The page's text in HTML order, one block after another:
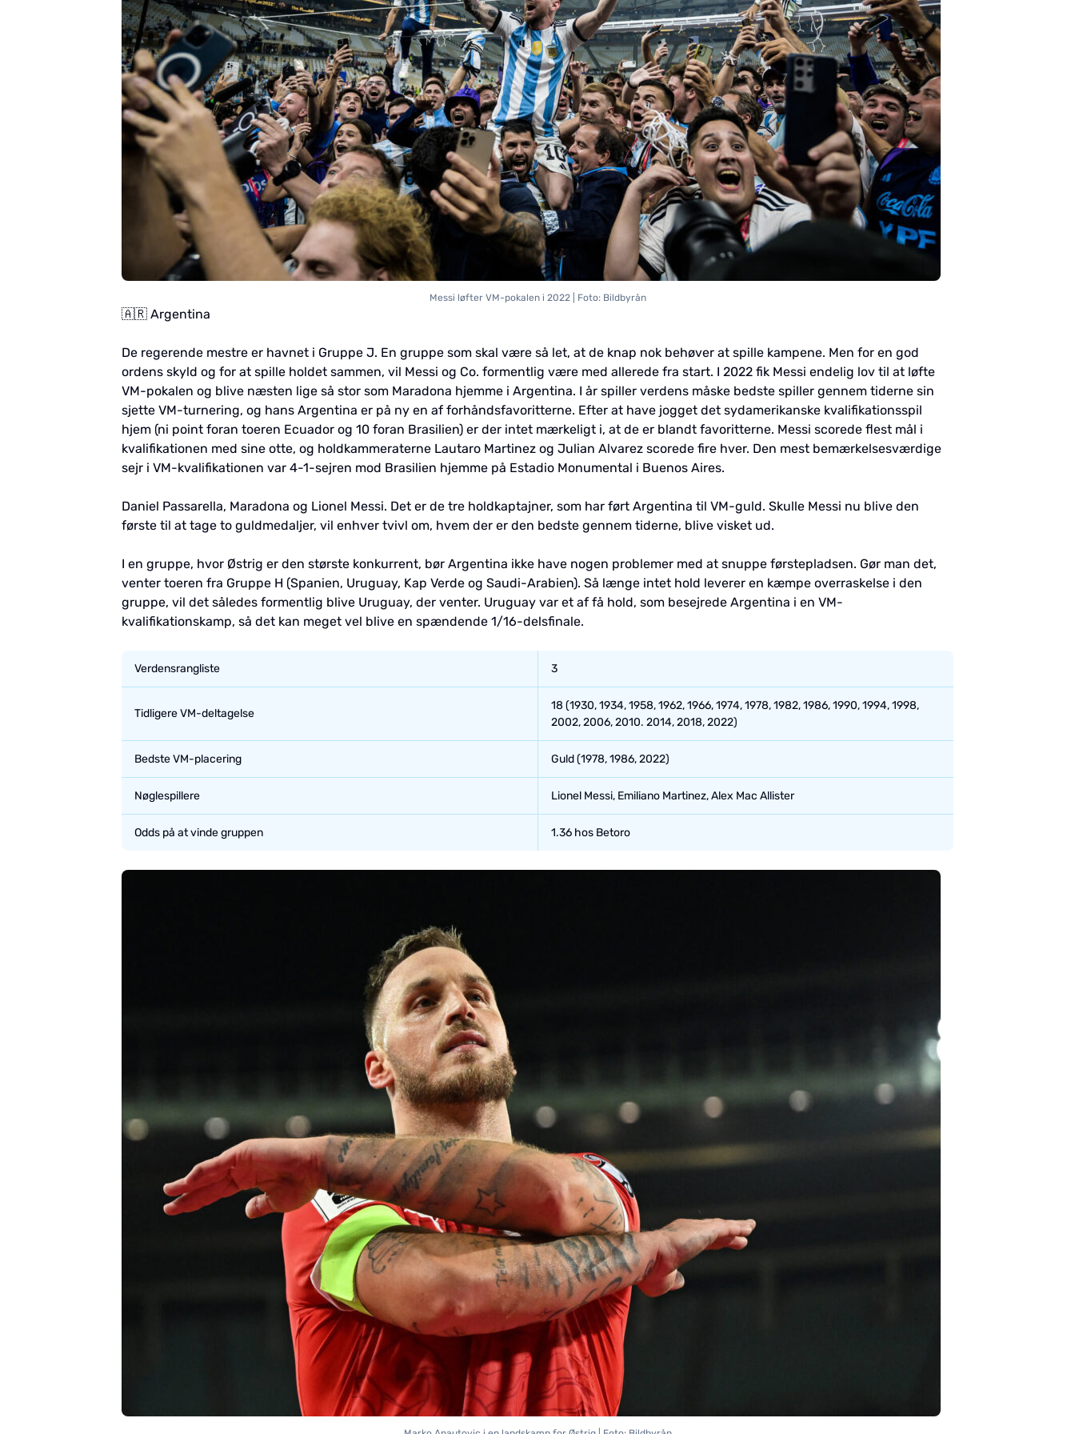
Messi løfter VM-pokalen i 2022 | Foto: Bildbyrån
🇦🇷 Argentina
De regerende mestre er havnet i Gruppe J. En gruppe som skal være så let, at de knap nok behøver at spille kampene. Men for en god
ordens skyld og for at spille holdet sammen, vil Messi og Co. formentlig være med allerede fra start. I 2022 fik Messi endelig lov til at løfte
VM-pokalen og blive næsten lige så stor som Maradona hjemme i Argentina. I år spiller verdens måske bedste spiller gennem tiderne sin
sjette VM-turnering, og hans Argentina er på ny en af forhåndsfavoritterne. Efter at have jogget det sydamerikanske kvalifikationsspil
hjem (ni point foran toeren Ecuador og 10 foran Brasilien) er der intet mærkeligt i, at de er blandt favoritterne. Messi scorede flest mål i
kvalifikationen med sine otte, og holdkammeraterne Lautaro Martinez og Julian Alvarez scorede fire hver. Den mest bemærkelsesværdige
sejr i VM-kvalifikationen var 4-1-sejren mod Brasilien hjemme på Estadio Monumental i Buenos Aires.
Daniel Passarella, Maradona og Lionel Messi. Det er de tre holdkaptajner, som har ført Argentina til VM-guld. Skulle Messi nu blive den
første til at tage to guldmedaljer, vil enhver tvivl om, hvem der er den bedste gennem tiderne, blive visket ud.
I en gruppe, hvor Østrig er den største konkurrent, bør Argentina ikke have nogen problemer med at snuppe førstepladsen. Gør man det,
venter toeren fra Gruppe H (Spanien, Uruguay, Kap Verde og Saudi-Arabien). Så længe intet hold leverer en kæmpe overraskelse i den
gruppe, vil det således formentlig blive Uruguay, der venter. Uruguay var et af få hold, som besejrede Argentina i en VM-
kvalifikationskamp, så det kan meget vel blive en spændende 1/16-delsfinale.
Verdensrangliste 3
Tidligere VM-deltagelse
18 (1930, 1934, 1958, 1962, 1966, 1974, 1978, 1982, 1986, 1990, 1994, 1998,
2002, 2006, 2010. 2014, 2018, 2022)
Bedste VM-placering Guld (1978, 1986, 2022)
Nøglespillere Lionel Messi, Emiliano Martinez, Alex Mac Allister
Odds på at vinde gruppen 1.36 hos Betoro